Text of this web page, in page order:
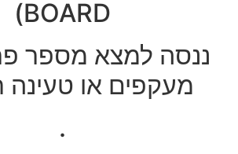
BOARD)
ננסה למצא מספר
מעקפים או טעינה
.